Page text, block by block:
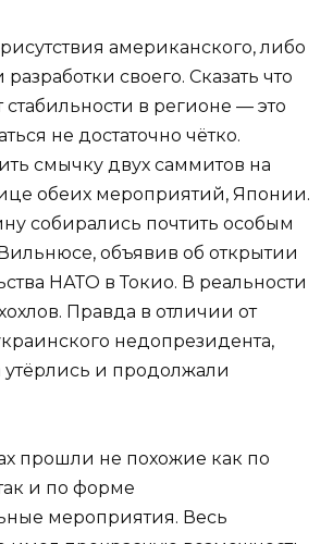
американского, либо
своего. Сказать что
стабильности в регионе — это
не достаточно чётко.
смычку двух саммитов на
обеих мероприятий, Японии.
собирались почтить особым
объявив об открытии
НАТО в Токио. В реальности
Правда в отличии от
недопрезидента,
и продолжали
прошли не похожие как по
и по форме
мероприятия. Весь